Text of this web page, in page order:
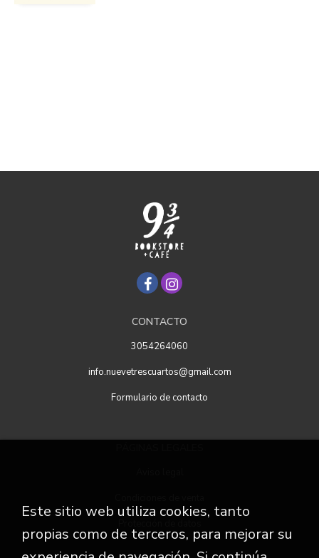
CONTACTO
3054264060
info.nuevetrescuartos@gmail.com
Formulario de contacto
Este sitio web utiliza cookies, tanto
propias como de terceros, para mejorar su